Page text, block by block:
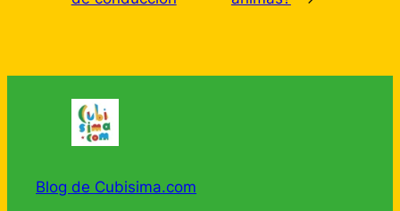
Blog de Cubisima.com